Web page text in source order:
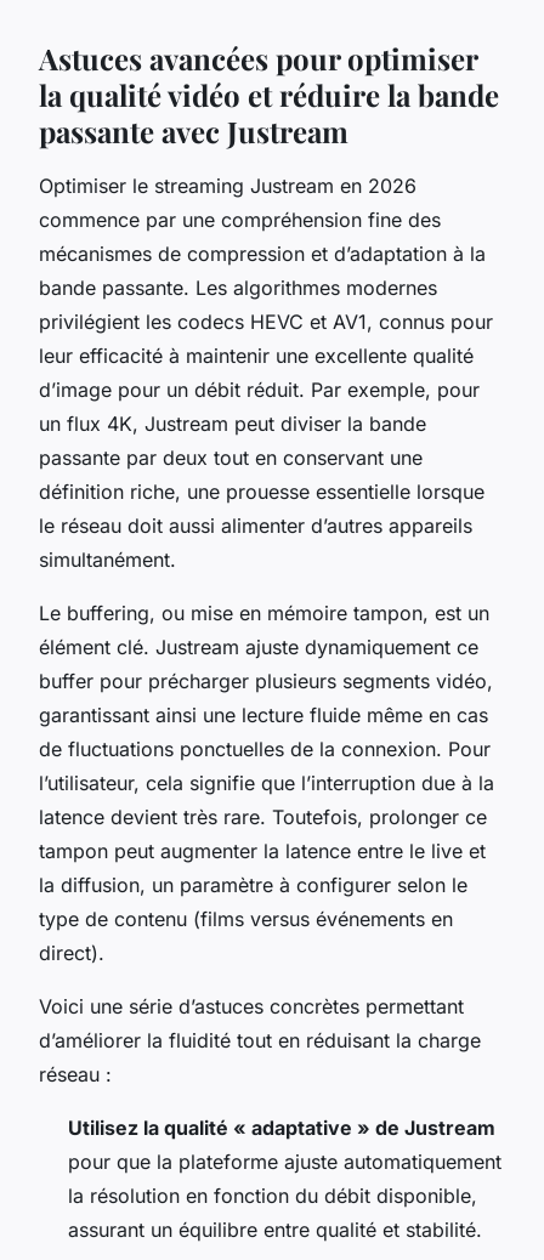
Astuces avancées pour optimiser
la qualité vidéo et réduire la bande
passante avec Justream
Optimiser le streaming Justream en 2026
commence par une compréhension fine des
mécanismes de compression et d’adaptation à la
bande passante. Les algorithmes modernes
privilégient les codecs HEVC et AV1, connus pour
leur efficacité à maintenir une excellente qualité
d’image pour un débit réduit. Par exemple, pour
un flux 4K, Justream peut diviser la bande
passante par deux tout en conservant une
définition riche, une prouesse essentielle lorsque
le réseau doit aussi alimenter d’autres appareils
simultanément.
Le buffering, ou mise en mémoire tampon, est un
élément clé. Justream ajuste dynamiquement ce
buffer pour précharger plusieurs segments vidéo,
garantissant ainsi une lecture fluide même en cas
de fluctuations ponctuelles de la connexion. Pour
l’utilisateur, cela signifie que l’interruption due à la
latence devient très rare. Toutefois, prolonger ce
tampon peut augmenter la latence entre le live et
la diffusion, un paramètre à configurer selon le
type de contenu (films versus événements en
direct).
Voici une série d’astuces concrètes permettant
d’améliorer la fluidité tout en réduisant la charge
réseau :
Utilisez la qualité « adaptative » de Justream
pour que la plateforme ajuste automatiquement
la résolution en fonction du débit disponible,
assurant un équilibre entre qualité et stabilité.